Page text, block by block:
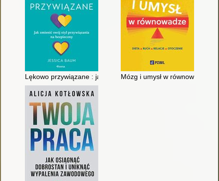
Lękowo przywiązane : jak zmienić swój styl przywiązania na
Mózg i umysł w równowadze :